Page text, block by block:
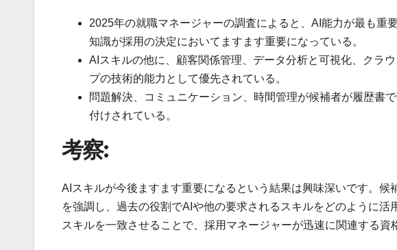
2025年の就職マネージャーの調査によると、AI能力が最も重
知識が採用の決定においてますます重要になっている。
AIスキルの他に、顧客関係管理、データ分析と可視化、クラ
プの技術的能力として優先されている。
問題解決、コミュニケーション、時間管理が候補者が履歴書
付けされている。
考察:
AIスキルが今後ますます重要になるという結果は興味深いです。
を強調し、過去の役割でAIや他の要求されるスキルをどのように
スキルを一致させることで、採用マネージャーが迅速に関連する資